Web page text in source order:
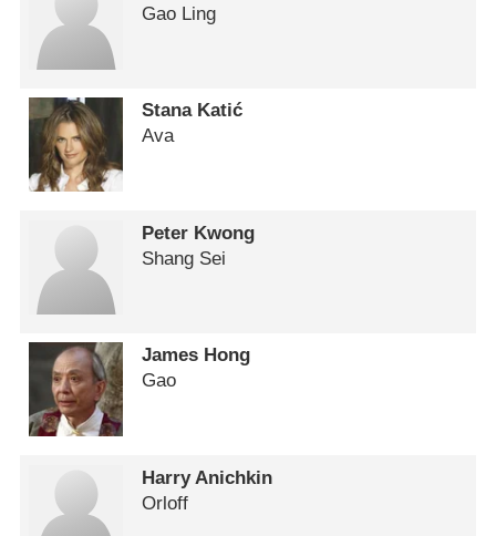
Gao Ling
Stana Katić
Ava
Peter Kwong
Shang Sei
James Hong
Gao
Harry Anichkin
Orloff